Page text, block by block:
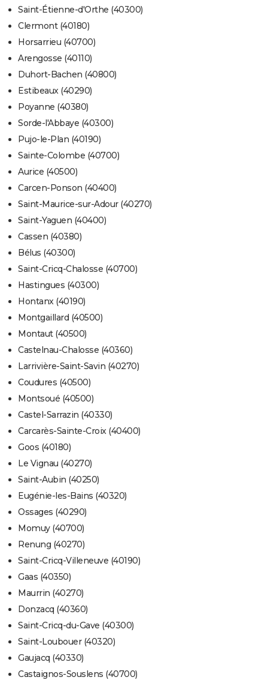
Saint-Étienne-d'Orthe (40300)
Clermont (40180)
Horsarrieu (40700)
Arengosse (40110)
Duhort-Bachen (40800)
Estibeaux (40290)
Poyanne (40380)
Sorde-l'Abbaye (40300)
Pujo-le-Plan (40190)
Sainte-Colombe (40700)
Aurice (40500)
Carcen-Ponson (40400)
Saint-Maurice-sur-Adour (40270)
Saint-Yaguen (40400)
Cassen (40380)
Bélus (40300)
Saint-Cricq-Chalosse (40700)
Hastingues (40300)
Hontanx (40190)
Montgaillard (40500)
Montaut (40500)
Castelnau-Chalosse (40360)
Larrivière-Saint-Savin (40270)
Coudures (40500)
Montsoué (40500)
Castel-Sarrazin (40330)
Carcarès-Sainte-Croix (40400)
Goos (40180)
Le Vignau (40270)
Saint-Aubin (40250)
Eugénie-les-Bains (40320)
Ossages (40290)
Momuy (40700)
Renung (40270)
Saint-Cricq-Villeneuve (40190)
Gaas (40350)
Maurrin (40270)
Donzacq (40360)
Saint-Cricq-du-Gave (40300)
Saint-Loubouer (40320)
Gaujacq (40330)
Castaignos-Souslens (40700)